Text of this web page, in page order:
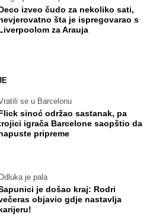
izveo čudo za nekoliko sati,
šta je ispregovarao s
za Arauja
se u Barcelonu
sinoć održao sastanak, pa
igrača Barcelone saopštio da
pripreme
je pala
je došao kraj: Rodri
objavio gdje nastavlja